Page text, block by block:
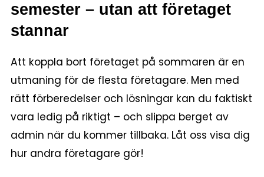
semester – utan att företaget
stannar
Att koppla bort företaget på sommaren är en
utmaning för de flesta företagare. Men med
rätt förberedelser och lösningar kan du faktiskt
vara ledig på riktigt – och slippa berget av
admin när du kommer tillbaka. Låt oss visa dig
hur andra företagare gör!